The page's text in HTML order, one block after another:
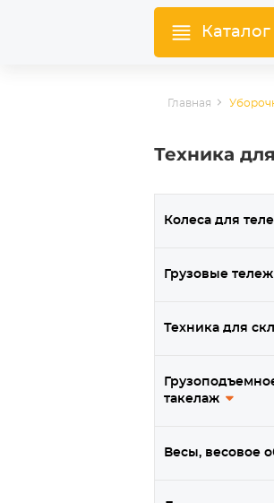
Главная
Техника
Колеса для
Грузовые
Техника для
такелаж
Весы, весовое